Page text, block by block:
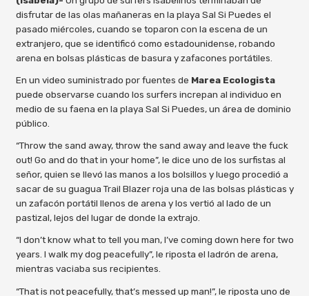
disfrutar de las olas mañaneras en la playa Sal Si Puedes el
pasado miércoles, cuando se toparon con la escena de un
extranjero, que se identificó como estadounidense, robando
arena en bolsas plásticas de basura y zafacones portátiles.
En un video suministrado por fuentes de Marea Ecologista
puede observarse cuando los surfers increpan al individuo en
medio de su faena en la playa Sal Si Puedes, un área de dominio
público.
“Throw the sand away, throw the sand away and leave the fuck
out! Go and do that in your home”, le dice uno de los surfistas al
señor, quien se llevó las manos a los bolsillos y luego procedió a
sacar de su guagua Trail Blazer roja una de las bolsas plásticas y
un zafacón portátil llenos de arena y los vertió al lado de un
pastizal, lejos del lugar de donde la extrajo.
“I don’t know what to tell you man, I’ve coming down here for two
years. I walk my dog peacefully”, le riposta el ladrón de arena,
mientras vaciaba sus recipientes.
“That is not peacefully, that’s messed up man!”, le riposta uno de